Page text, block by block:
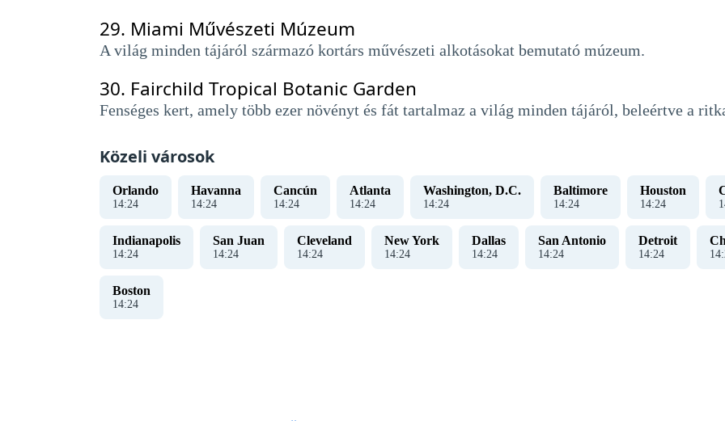
29. Miami Művészeti Múzeum
A világ minden tájáról származó kortárs művészeti alkotásokat bemutató múzeum.
30. Fairchild Tropical Botanic Garden
Fenséges kert, amely több ezer növényt és fát tartalmaz a világ minden tájáról, beleértve a
Közeli városok
Orlando
14:25
Havanna
14:25
Cancún
14:25
Atlanta
14:25
Washington, D.C.
14:25
Baltimore
14:25
Houston
14:25
Indianapolis
14:25
San Juan
14:25
Cleveland
14:25
New York
14:25
Dallas
14:25
San Antonio
14:25
Detroit
14:25 14:
Boston
14:25